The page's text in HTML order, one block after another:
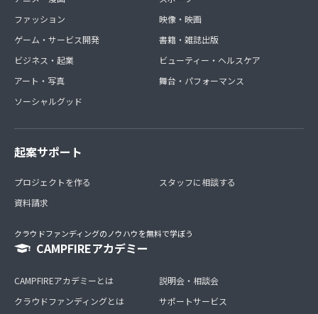
ファッション
ゲーム・サービス開発
ビジネス・起業
アート・写真
ソーシャルグッド
映像・映画
書籍・雑誌出版
ビューティー・ヘルスケア
舞台・パフォーマンス
起案サポート
プロジェクトを作る
資料請求
スタッフに相談する
クラウドファンディングのノウハウを無料で学ぼう
CAMPFIREアカデミー
CAMPFIREアカデミーとは
クラウドファンディングとは
説明会・相談会
サポートサービス